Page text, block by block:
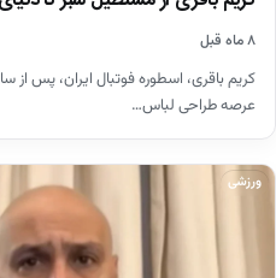
۸ ماه قبل
کریم باقری، اسطوره فوتبال ایران، پس
عرصه طراحی لباس…
ورزشی